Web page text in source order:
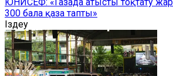
300 бала қаза тапты»
Іздеу